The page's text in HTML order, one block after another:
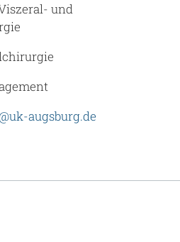
und
augsburg.de